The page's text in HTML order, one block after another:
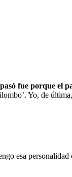
fue porque el
Yo, de
esa personalidad